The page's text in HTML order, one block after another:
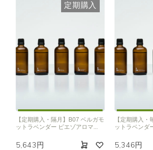
定期購入
【定期購入・隔月】B07 ベルガモ
ットラベンダー ピエゾアロマ...
5,643円
【定期購入
ットラベンダ
5,346円